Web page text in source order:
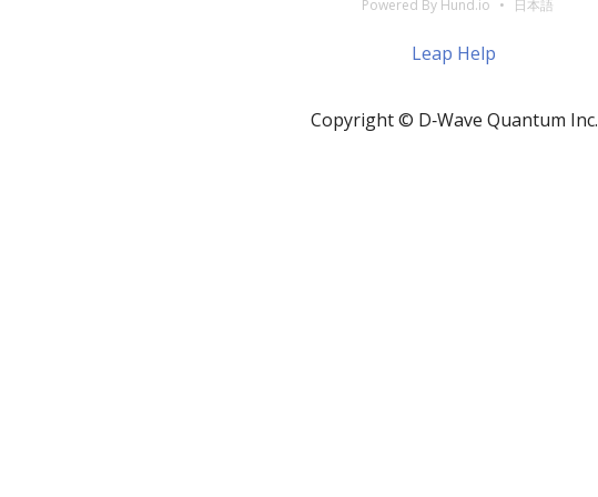
Powered By Hund.io 日本語
Leap Help
Copyright © D‑Wave Quantum Inc.